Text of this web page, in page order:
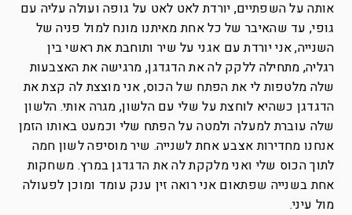
אותה על השפתיים, יורדת לאט לאט על גופה ועולה עליה עם
גופי, עד שהאיבר של כל אחת מאיתנו מונח למול פניה של
השנייה, אני יורדת עם אגני על שיר ותוחבת את ראשי בין
רגליה, מתחילה ללקק לה את הדגדגן, מרגישה את האצבעות
שלה מלטפות לי את הפתח של הכוס, אני מוצצת לה קצת את
הדגדגן כשהיא לוחצת על שלי עם הלשון, מגרה אותי. הלשון
שלה עוברת למעלה ולמטה על הפתח שלי וכמעט באותו הזמן
אנחנו מחדירות אצבע אחת לשנייה. שיר מוסיפה לשון חמה
לתוך הכוס שלי ואני מלקקת לה את הדגדגן במרץ. משחקות
אחת בשנייה שפתאום אני רואה זין ענק עומד ומוכן לפעולה
מול עיני.